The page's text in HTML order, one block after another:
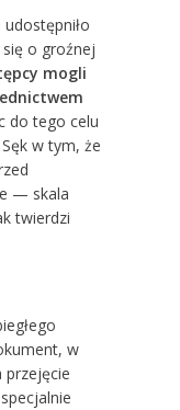
o groźnej
mogli
do tego celu
w tym, że
— skala
twierdzi
w
przejęcie